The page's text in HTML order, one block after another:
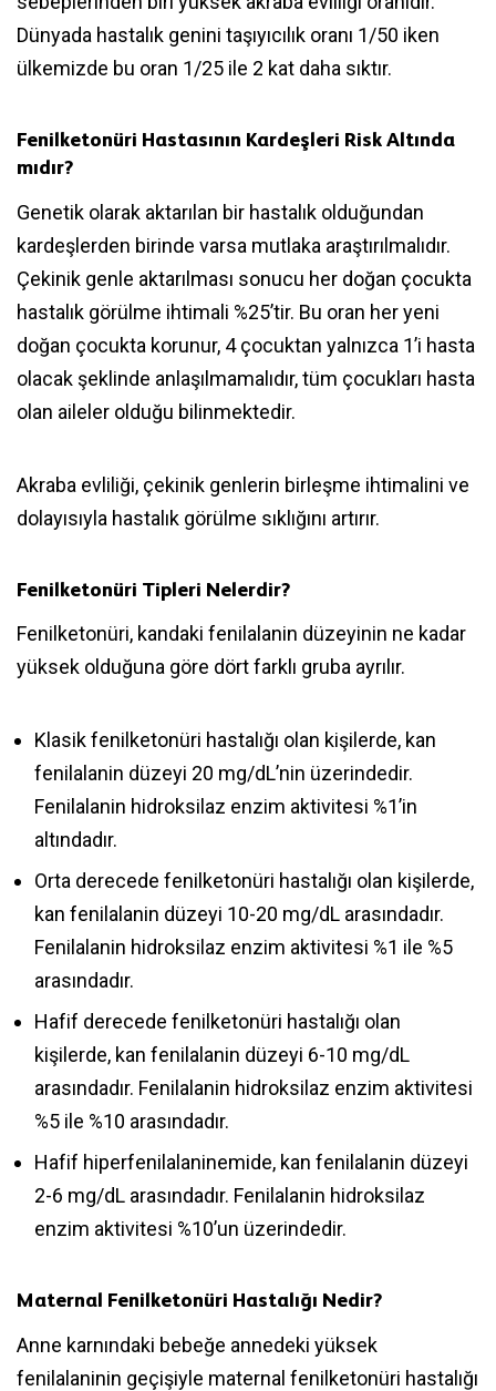
Dünyada hastalık genini taşıyıcılık oranı 1/50 iken
ülkemizde bu oran 1/25 ile 2 kat daha sıktır.
Fenilketonüri Hastasının Kardeşleri Risk Altında
mıdır?
Genetik olarak aktarılan bir hastalık olduğundan
kardeşlerden birinde varsa mutlaka araştırılmalıdır.
Çekinik genle aktarılması sonucu her doğan çocukta
hastalık görülme ihtimali %25’tir. Bu oran her yeni
doğan çocukta korunur, 4 çocuktan yalnızca 1’i hasta
olacak şeklinde anlaşılmamalıdır, tüm çocukları hasta
olan aileler olduğu bilinmektedir.
Akraba evliliği, çekinik genlerin birleşme ihtimalini ve
dolayısıyla hastalık görülme sıklığını artırır.
Fenilketonüri Tipleri Nelerdir?
Fenilketonüri, kandaki fenilalanin düzeyinin ne kadar
yüksek olduğuna göre dört farklı gruba ayrılır.
Klasik fenilketonüri hastalığı olan kişilerde, kan
fenilalanin düzeyi 20 mg/dL’nin üzerindedir.
Fenilalanin hidroksilaz enzim aktivitesi %1’in
altındadır.
Orta derecede fenilketonüri hastalığı olan kişilerde,
kan fenilalanin düzeyi 10-20 mg/dL arasındadır.
Fenilalanin hidroksilaz enzim aktivitesi %1 ile %5
arasındadır.
Hafif derecede fenilketonüri hastalığı olan
kişilerde, kan fenilalanin düzeyi 6-10 mg/dL
arasındadır. Fenilalanin hidroksilaz enzim aktivitesi
%5 ile %10 arasındadır.
Hafif hiperfenilalaninemide, kan fenilalanin düzeyi
2-6 mg/dL arasındadır. Fenilalanin hidroksilaz
enzim aktivitesi %10’un üzerindedir.
Maternal Fenilketonüri Hastalığı Nedir?
Anne karnındaki bebeğe annedeki yüksek
fenilalaninin geçişiyle maternal fenilketonüri hastalığı